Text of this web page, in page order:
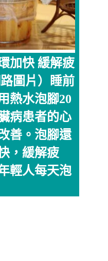
加快 緩解疲
圖片）睡前
熱水泡腳20
病患者的心
善。泡腳還
，緩解疲
輕人每天泡